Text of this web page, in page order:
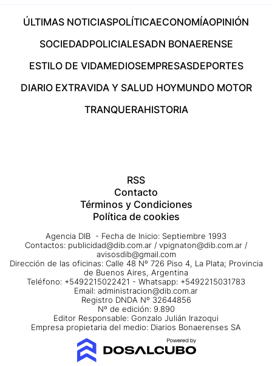
ÚLTIMAS NOTICIASPOLÍTICAECONOMÍAOPINIÓN
SOCIEDADPOLICIALESADN BONAERENSE
ESTILO DE VIDAMEDIOSEMPRESASDEPORTES
DIARIO EXTRAVIDA Y SALUD HOYMUNDO MOTOR
TRANQUERAHISTORIA
RSS
Contacto
Términos y Condiciones
Política de cookies
Agencia DIB - Fecha de Inicio: Septiembre 1993
Contactos: publicidad@dib.com.ar / vpignaton@dib.com.ar /
avisosdib@gmail.com
Dirección de las oficinas: Calle 48 Nº 726 Piso 4, La Plata; Provincia
de Buenos Aires, Argentina
Teléfono: +5492215022421 - Whatsapp: +5492215031783
Email: administracion@dib.com.ar
Registro DNDA Nº 32644856
Nº de edición: 9.890
Editor Responsable: Gonzalo Julián Irazoqui
Empresa propietaria del medio: Diarios Bonaerenses SA